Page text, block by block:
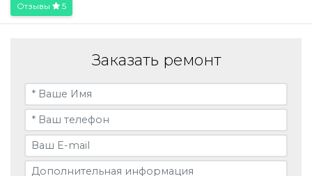
Отзывы 5
Заказать ремонт